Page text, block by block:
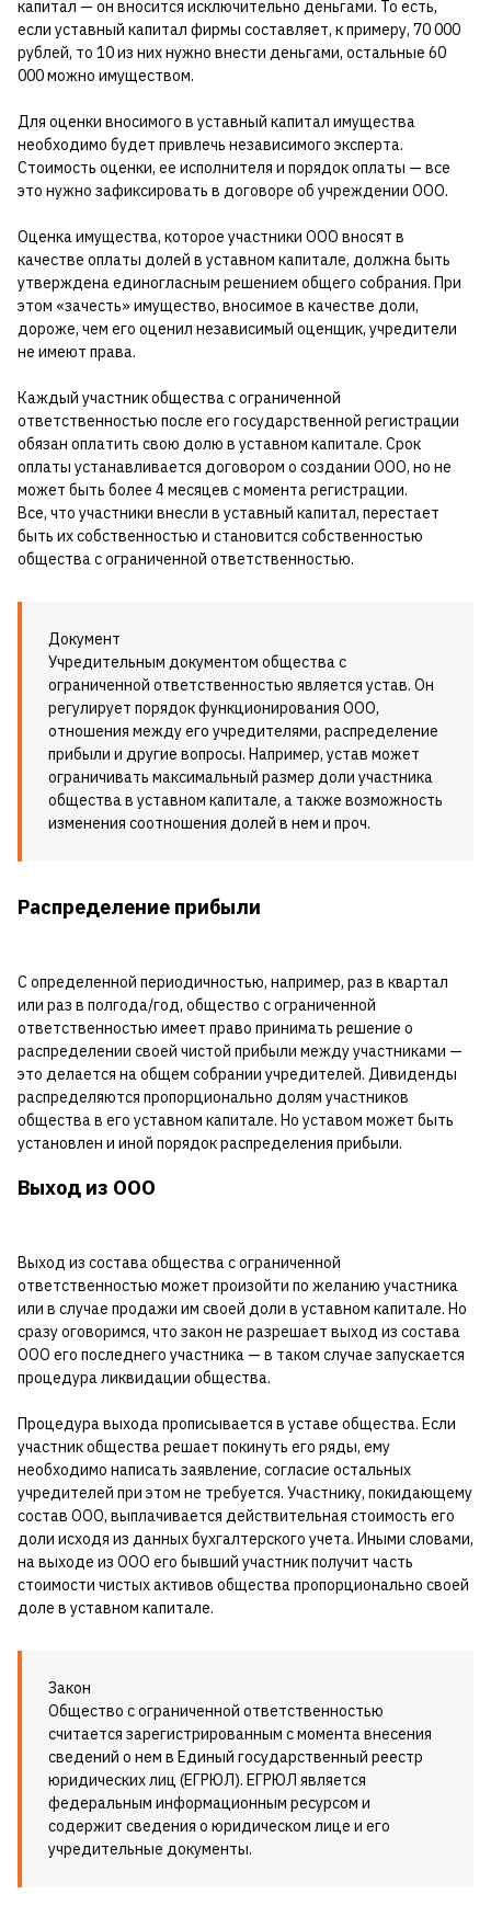
капитал — он вносится исключительно деньгами. То есть,
если уставный капитал фирмы составляет, к примеру, 70 000
рублей, то 10 из них нужно внести деньгами, остальные 60
000 можно имуществом.
Для оценки вносимого в уставный капитал имущества
необходимо будет привлечь независимого эксперта.
Стоимость оценки, ее исполнителя и порядок оплаты — все
это нужно зафиксировать в договоре об учреждении ООО.
Оценка имущества, которое участники ООО вносят в
качестве оплаты долей в уставном капитале, должна быть
утверждена единогласным решением общего собрания. При
этом «зачесть» имущество, вносимое в качестве доли,
дороже, чем его оценил независимый оценщик, учредители
не имеют права.
Каждый участник общества с ограниченной
ответственностью после его государственной регистрации
обязан оплатить свою долю в уставном капитале. Срок
оплаты устанавливается договором о создании ООО, но не
может быть более 4 месяцев с момента регистрации.
Все, что участники внесли в уставный капитал, перестает
быть их собственностью и становится собственностью
общества с ограниченной ответственностью.
Документ
Учредительным документом общества с
ограниченной ответственностью является устав. Он
регулирует порядок функционирования ООО,
отношения между его учредителями, распределение
прибыли и другие вопросы. Например, устав может
ограничивать максимальный размер доли участника
общества в уставном капитале, а также возможность
изменения соотношения долей в нем и проч.
Распределение прибыли
С определенной периодичностью, например, раз в квартал
или раз в полгода/год, общество с ограниченной
ответственностью имеет право принимать решение о
распределении своей чистой прибыли между участниками —
это делается на общем собрании учредителей. Дивиденды
распределяются пропорционально долям участников
общества в его уставном капитале. Но уставом может быть
установлен и иной порядок распределения прибыли.
Выход из ООО
Выход из состава общества с ограниченной
ответственностью может произойти по желанию участника
или в случае продажи им своей доли в уставном капитале. Но
сразу оговоримся, что закон не разрешает выход из состава
ООО его последнего участника — в таком случае запускается
процедура ликвидации общества.
Процедура выхода прописывается в уставе общества. Если
участник общества решает покинуть его ряды, ему
необходимо написать заявление, согласие остальных
учредителей при этом не требуется. Участнику, покидающему
состав ООО, выплачивается действительная стоимость его
доли исходя из данных бухгалтерского учета. Иными словами,
на выходе из ООО его бывший участник получит часть
стоимости чистых активов общества пропорционально своей
доле в уставном капитале.
Закон
Общество с ограниченной ответственностью
считается зарегистрированным с момента внесения
сведений о нем в Единый государственный реестр
юридических лиц (ЕГРЮЛ). ЕГРЮЛ является
федеральным информационным ресурсом и
содержит сведения о юридическом лице и его
учредительные документы.